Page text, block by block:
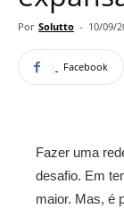
Por Solutto - 10/09/
Facebook
Fazer uma
desafio. Em
maior. Mas, é